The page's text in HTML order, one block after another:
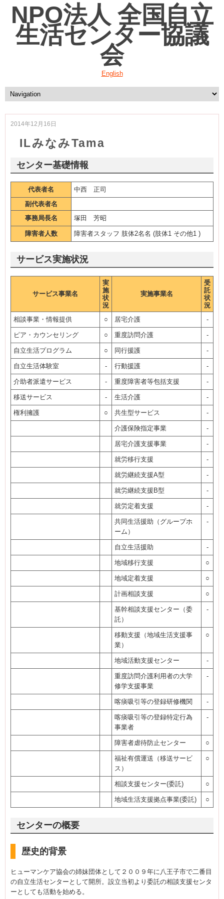
NPO法人 全国自立
生活センター協議
会
English
2014年12月16日
ILみなみTama
センター基礎情報
代表者名
中西 正司
副代表者名
事務局長名
塚田 芳昭
障害者人数 障害者スタッフ 肢体2名名 (肢体1 その他1 )
サービス実施状況
サービス事業名
実
施
状
況
実施事業名
受
託
状
況
相談事業・情報提供
○ 居宅介護 -
ピア・カウンセリング ○ 重度訪問介護 -
自立生活プログラム ○ 同行援護 -
自立生活体験室 - 行動援護 -
介助者派遣サービス - 重度障害者等包括支援 -
移送サービス - 生活介護 -
権利擁護 ○ 共生型サービス -
介護保険指定事業 -
居宅介護支援事業 -
就労移行支援 -
就労継続支援A型 -
就労継続支援B型 -
就労定着支援 -
共同生活援助（グループホ
ーム）
-
自立生活援助 -
地域移行支援 ○
地域定着支援 ○
計画相談支援 ○
基幹相談支援センター（委
託）
-
移動支援（地域生活支援事
業）
○
地域活動支援センター -
重度訪問介護利用者の大学
修学支援事業
-
喀痰吸引等の登録研修機関 -
喀痰吸引等の登録特定行為
事業者
-
障害者虐待防止センター ○
福祉有償運送（移送サービ
ス）
○
相談支援センター(委託) ○
地域生活支援拠点事業(委託) ○
センターの概要
歴史的背景
ヒューマンケア協会の姉妹団体として２００９年に八王子市で二番目
の自立生活センターとして開所。設立当初より委託の相談支援センタ
ーとしても活動を始める。